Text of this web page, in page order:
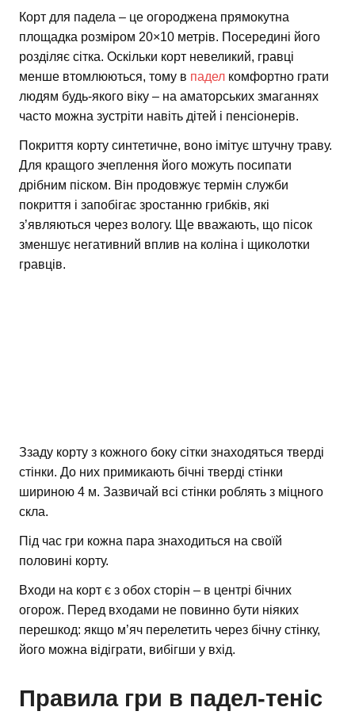
Корт для падела – це огороджена прямокутна
площадка розміром 20×10 метрів. Посередині його
розділяє сітка. Оскільки корт невеликий, гравці
менше втомлюються, тому в падел комфортно грати
людям будь-якого віку – на аматорських змаганнях
часто можна зустріти навіть дітей і пенсіонерів.
Покриття корту синтетичне, воно імітує штучну траву.
Для кращого зчеплення його можуть посипати
дрібним піском. Він продовжує термін служби
покриття і запобігає зростанню грибків, які
з’являються через вологу. Ще вважають, що пісок
зменшує негативний вплив на коліна і щиколотки
гравців.
Ззаду корту з кожного боку сітки знаходяться тверді
стінки. До них примикають бічні тверді стінки
шириною 4 м. Зазвичай всі стінки роблять з міцного
скла.
Під час гри кожна пара знаходиться на своїй
половині корту.
Входи на корт є з обох сторін – в центрі бічних
огорож. Перед входами не повинно бути ніяких
перешкод: якщо м’яч перелетить через бічну стінку,
його можна відіграти, вибігши у вхід.
Правила гри в падел-теніс